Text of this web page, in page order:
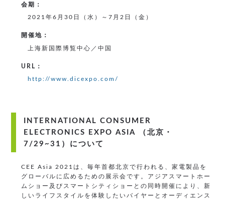
会期：
2021年6月30日（水）～7月2日（金）
開催地：
上海新国際博覧中心／中国
URL：
http://www.dicexpo.com/
INTERNATIONAL CONSUMER
ELECTRONICS EXPO ASIA
（北京・
7/29~31）について
CEE Asia 2021は、毎年首都北京で行われる、家電製品を
グローバルに広めるための展示会です。アジアスマートホー
ムショー及びスマートシティショーとの同時開催により、新
しいライフスタイルを体験したいバイヤーとオーディエンス